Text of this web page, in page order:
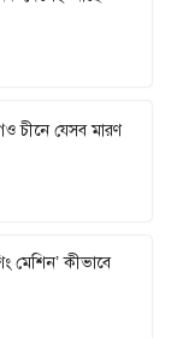
চীনে যেসব মারণ
মেশিন’ কীভাবে